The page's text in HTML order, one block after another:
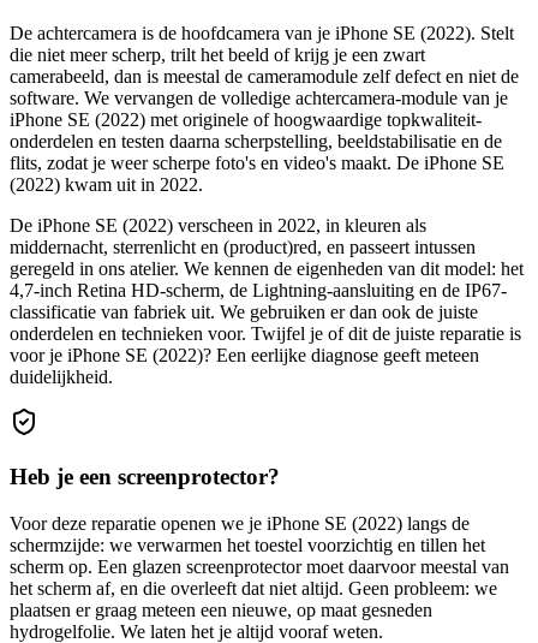
De achtercamera is de hoofdcamera van je iPhone SE (2022). Stelt
die niet meer scherp, trilt het beeld of krijg je een zwart
camerabeeld, dan is meestal de cameramodule zelf defect en niet de
software. We vervangen de volledige achtercamera-module van je
iPhone SE (2022) met originele of hoogwaardige topkwaliteit-
onderdelen en testen daarna scherpstelling, beeldstabilisatie en de
flits, zodat je weer scherpe foto's en video's maakt. De iPhone SE
(2022) kwam uit in 2022.
De iPhone SE (2022) verscheen in 2022, in kleuren als
middernacht, sterrenlicht en (product)red, en passeert intussen
geregeld in ons atelier. We kennen de eigenheden van dit model: het
4,7-inch Retina HD-scherm, de Lightning-aansluiting en de IP67-
classificatie van fabriek uit. We gebruiken er dan ook de juiste
onderdelen en technieken voor. Twijfel je of dit de juiste reparatie is
voor je iPhone SE (2022)? Een eerlijke diagnose geeft meteen
duidelijkheid.
Heb je een screenprotector?
Voor deze reparatie openen we je iPhone SE (2022) langs de
schermzijde: we verwarmen het toestel voorzichtig en tillen het
scherm op. Een glazen screenprotector moet daarvoor meestal van
het scherm af, en die overleeft dat niet altijd. Geen probleem: we
plaatsen er graag meteen een nieuwe, op maat gesneden
hydrogelfolie. We laten het je altijd vooraf weten.